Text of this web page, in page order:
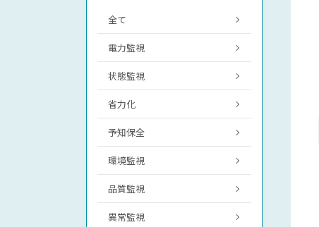
全て
電力監視
状態監視
省力化
予知保全
環境監視
品質監視
異常監視